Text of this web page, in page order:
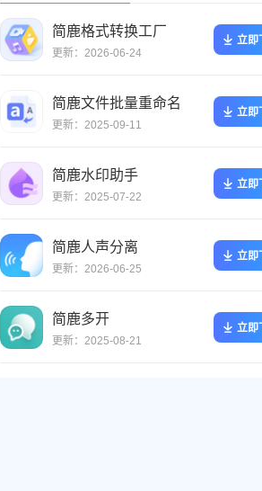
简鹿格式转换工厂
更新：2026-06-24
立即
简鹿文件批量重命名
更新：2025-09-11
立即
简鹿水印助手
更新：2025-07-22
立即
简鹿人声分离
更新：2026-06-25
立即
简鹿多开
更新：2025-08-21
立即